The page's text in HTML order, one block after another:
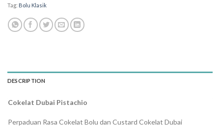
Tag: Bolu Klasik
DESCRIPTION
Cokelat Dubai Pistachio
Perpaduan Rasa Cokelat Bolu dan Custard Cokelat Dubai